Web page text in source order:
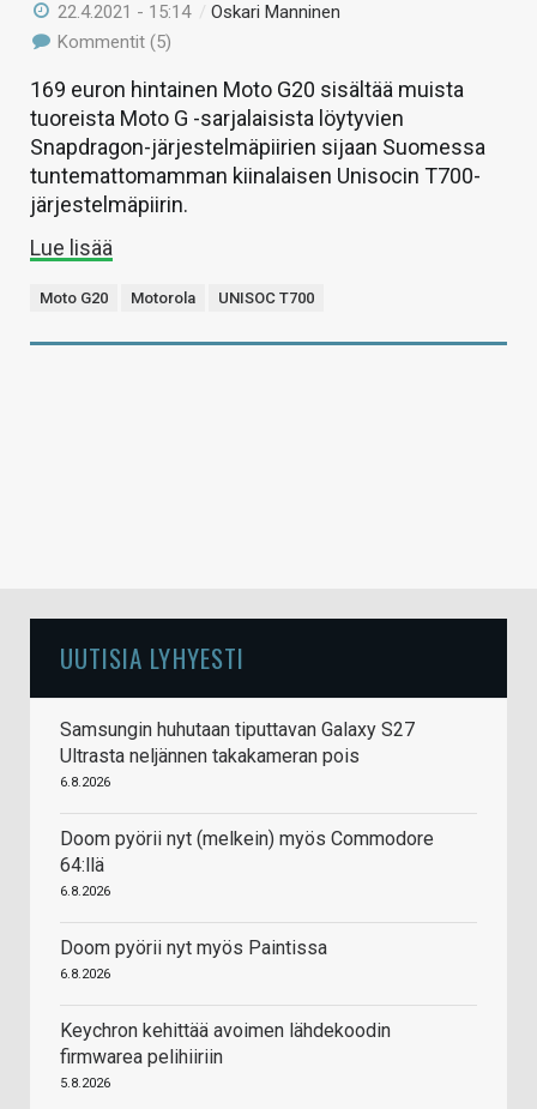
22.4.2021 - 15:14 /Oskari Manninen
Kommentit (5)
169 euron hintainen Moto G20 sisältää muista
tuoreista Moto G -sarjalaisista löytyvien
Snapdragon-järjestelmäpiirien sijaan Suomessa
tuntemattomamman kiinalaisen Unisocin T700-
järjestelmäpiirin.
Lue lisää
Moto G20 Motorola UNISOC T700
UUTISIA LYHYESTI
Samsungin huhutaan tiputtavan Galaxy S27
Ultrasta neljännen takakameran pois
6.8.2026
Doom pyörii nyt (melkein) myös Commodore
64:llä
6.8.2026
Doom pyörii nyt myös Paintissa
6.8.2026
Keychron kehittää avoimen lähdekoodin
firmwarea pelihiiriin
5.8.2026